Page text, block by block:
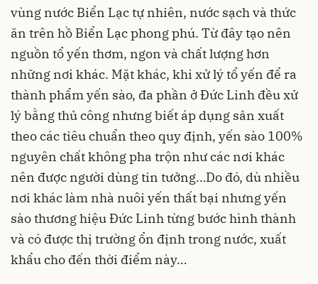
vùng nước Biển Lạc tự nhiên, nước sạch và thức
ăn trên hồ Biển Lạc phong phú. Từ đây tạo nên
nguồn tổ yến thơm, ngon và chất lượng hơn
những nơi khác. Mặt khác, khi xử lý tổ yến để ra
thành phẩm yến sào, đa phần ở Đức Linh đều xử
lý bằng thủ công nhưng biết áp dụng sản xuất
theo các tiêu chuẩn theo quy định, yến sào 100%
nguyên chất không pha trộn như các nơi khác
nên được người dùng tin tưởng…Do đó, dù nhiều
nơi khác làm nhà nuôi yến thất bại nhưng yến
sào thương hiệu Đức Linh từng bước hình thành
và có được thị trường ổn định trong nước, xuất
khẩu cho đến thời điểm này…